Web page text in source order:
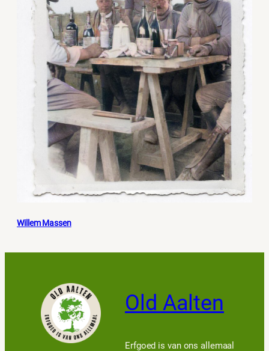
Willem Massen
Old Aalten
Erfgoed is van ons allemaal